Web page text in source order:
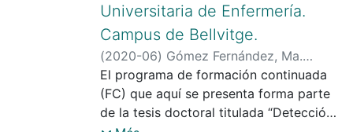
Universitaria de Enfermería.
Campus de Bellvitge.
(2020-06) Gómez Fernández, Ma.
Analía;Goberna Tricas, Josefina;Payá
Sánchez, Montserrat
El programa de formación continuada
(FC) que aquí se presenta forma parte
de la tesis doctoral titulada “Detección